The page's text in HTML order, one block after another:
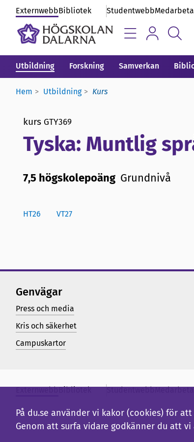
ExternwebbBibliotek Studentwebb
Utbildning Forskning Samverkan
Hem Utbildning Kurs
kurs GTY369
Tyska: Muntlig
7,5 högskolepoäng Grundnivå
HT26 VT27
Genvägar
Press och media
Kris och säkerhet
Campuskartor
ExternwebbBibliotek Studentwebb
På du.se använder vi kakor (cookies) för
Genom att surfa vidare godkänner du att vi